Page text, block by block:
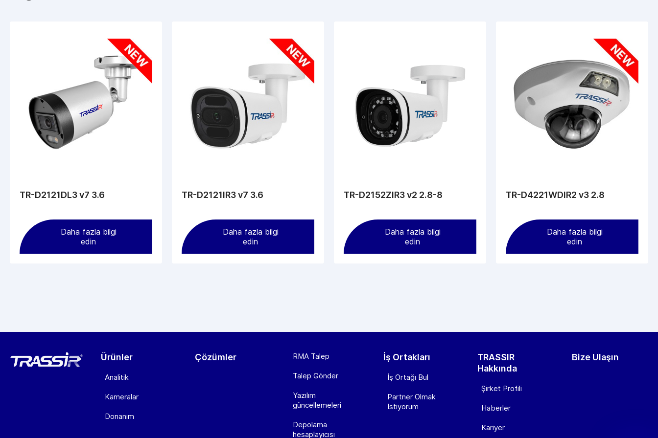
TR-D2121DL3 v7 3.6
Daha fazla bilgi
edin
TR-D2121IR3 v7 3.6
Daha fazla bilgi
edin
TR-D2152ZIR3 v2 2.8-8
Daha fazla bilgi
edin
TR-D4221WDIR2 v3 2.8
Daha fazla bilgi
edin
Ürünler
Analitik
Kameralar
Donanım
Çözümler RMA Talep
Talep Gönder
Yazılım
güncellemeleri
Depolama
hesaplayıcısı
İş Ortakları
İş Ortağı Bul
Partner Olmak
İstiyorum
TRASSIR
Hakkında
Şirket Profili
Haberler
Kariyer
Bize Ulaşın